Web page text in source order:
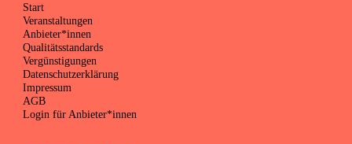
Start
Veranstaltungen
Anbieter*innen
Qualitätsstandards
Vergünstigungen
Datenschutzerklärung
Impressum
AGB
Login für Anbieter*innen